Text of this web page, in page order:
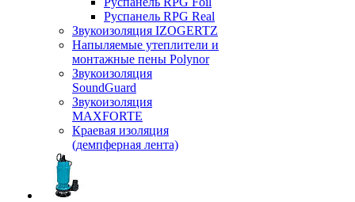
Руспанель RPG Real
Звукоизоляция IZOGERTZ
Напыляемые утеплители и
монтажные пены Polynor
Звукоизоляция
SoundGuard
Звукоизоляция
MAXFORTE
Краевая изоляция
(демпферная лента)